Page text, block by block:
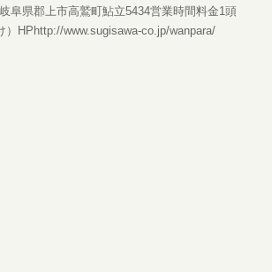
阜県郡上市高鷲町鮎立5434営業時間料金1頭
）HPhttp://www.sugisawa-co.jp/wanpara/